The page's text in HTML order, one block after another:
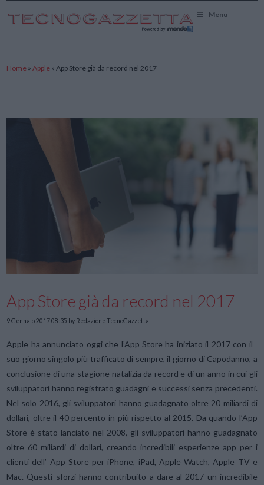
Menu
Home »Apple »App Store già da record nel 2017
App Store già da record nel 2017
9 Gennaio 2017 08:35 by Redazione TecnoGazzetta
Apple ha annunciato oggi che l’App Store ha iniziato il 2017 con il
suo giorno singolo più trafficato di sempre, il giorno di Capodanno, a
conclusione di una stagione natalizia da record e di un anno in cui gli
sviluppatori hanno registrato guadagni e successi senza precedenti.
Nel solo 2016, gli sviluppatori hanno guadagnato oltre 20 miliardi di
dollari, oltre il 40 percento in più rispetto al 2015. Da quando l’App
Store è stato lanciato nel 2008, gli sviluppatori hanno guadagnato
oltre 60 miliardi di dollari, creando incredibili esperienze app per i
clienti dell’ App Store per iPhone, iPad, Apple Watch, Apple TV e
Mac. Questi sforzi hanno contribuito a dare al 2017 un incredibile